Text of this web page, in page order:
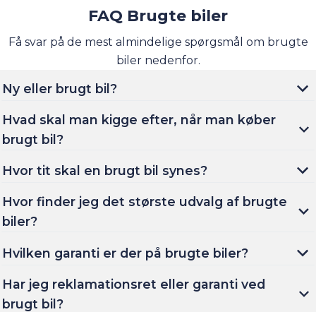
FAQ Brugte biler
Få svar på de mest almindelige spørgsmål om brugte
biler nedenfor.
Ny eller brugt bil?
Hvad skal man kigge efter, når man køber
brugt bil?
Hvor tit skal en brugt bil synes?
Hvor finder jeg det største udvalg af brugte
biler?
Hvilken garanti er der på brugte biler?
Har jeg reklamationsret eller garanti ved
brugt bil?